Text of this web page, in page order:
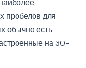
пробелов для
обычно есть
на 30-